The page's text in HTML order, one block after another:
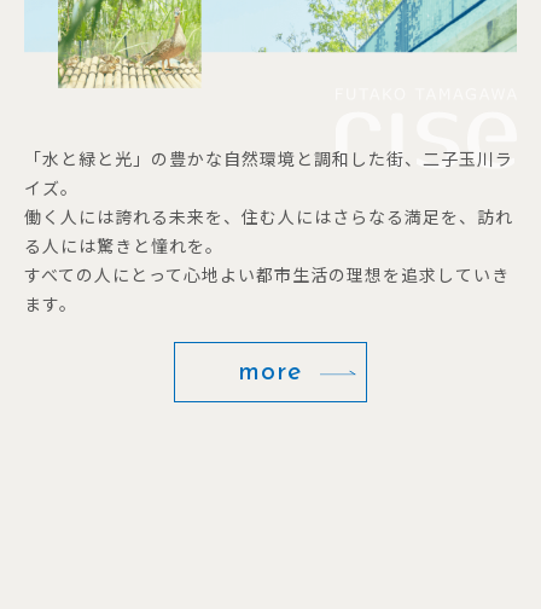
「水と緑と光」の豊かな自然環境と調和した街、二子玉川ラ
イズ。
働く人には誇れる未来を、住む人にはさらなる満足を、訪れ
る人には驚きと憧れを。
すべての人にとって心地よい都市生活の理想を追求していき
ます。
more